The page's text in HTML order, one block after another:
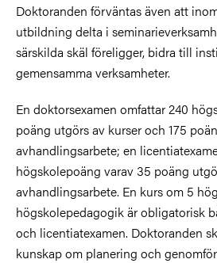
Doktoranden förväntas även att
utbildning delta i
särskilda skäl föreligger, bidra till
gemensamma verksamheter.
En doktorsexamen omfattar 240
poäng utgörs av kurser och 175
avhandlingsarbete; en
högskolepoäng varav 35 poäng
avhandlingsarbete. En kurs om 5
högskolepedagogik är obligatorisk
och licentiatexamen. Doktoranden
kunskap om planering och